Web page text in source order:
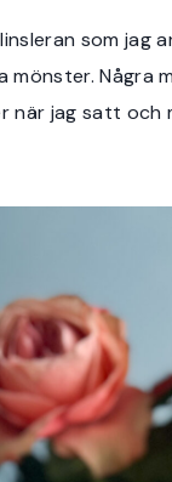
som jag
Några
när jag satt